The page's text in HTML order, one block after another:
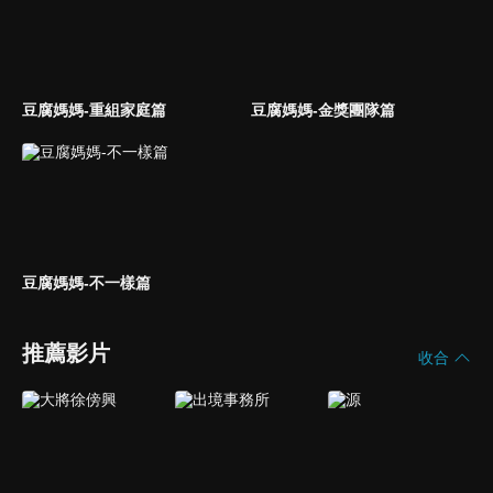
豆腐媽媽-重組家庭篇 豆腐媽媽-金獎團隊篇
豆腐媽媽-不一樣篇
推薦影片 收合